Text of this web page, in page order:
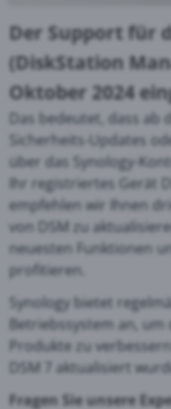
Der Support für
(DiskStation
Oktober 2024
Das bedeutet, dass
Sicherheits-Updates
über das Synology-
Ihr registriertes Gerät
empfehlen wir Ihnen
von DSM zu
neuesten Funktionen
profitieren.
Synology bietet
Betriebssystem an,
Produkte zu
DSM 7 aktualisiert
Fragen Sie unsere